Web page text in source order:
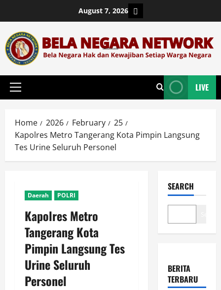
content
August 7, 2026 Login
Primary
LIVE
Home 2026 February
25
Kapolres Metro Tangerang Kota Pimpin Langsung
Tes Urine Seluruh Personel
Daerah POLRI
Kapolres Metro
Tangerang Kota
Pimpin Langsung Tes
Urine Seluruh
Personel
SEARCH
BERITA
TERBARU